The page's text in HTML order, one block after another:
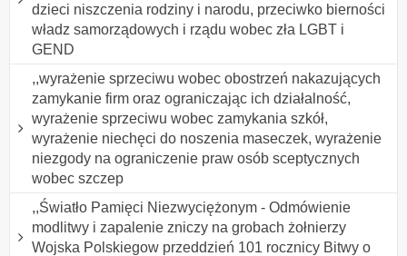
dzieci niszczenia rodziny i narodu, przeciwko bierności
władz samorządowych i rządu wobec zła LGBT i
GEND
,,wyrażenie sprzeciwu wobec obostrzeń nakazujących
zamykanie firm oraz ograniczając ich działalność,
wyrażenie sprzeciwu wobec zamykania szkół,
wyrażenie niechęci do noszenia maseczek, wyrażenie
niezgody na ograniczenie praw osób sceptycznych
wobec szczep
,,Światło Pamięci Niezwyciężonym - Odmówienie
modlitwy i zapalenie zniczy na grobach żołnierzy
Wojska Polskiegow przeddzień 101 rocznicy Bitwy o